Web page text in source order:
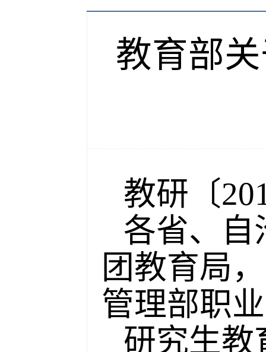
教育部
教研〔
各省、自
团教育局
管理部职
研究生教